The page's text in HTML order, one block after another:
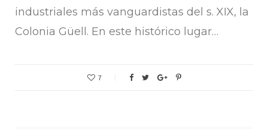
industriales más vanguardistas del s. XIX, la
Colonia Güell. En este histórico lugar…
7